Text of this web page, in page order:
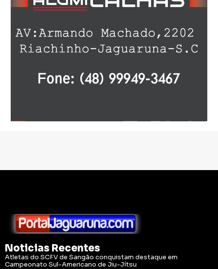
Noticias Recentes
Atletas do SCFV de Sangão conquistam destaque em
Campeonato Sul-Americano de Jiu-Jítsu